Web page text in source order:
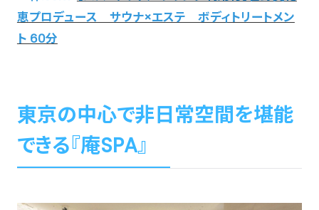
恵プロデュース サウナ×エステ ボディトリートメン
ト 60分
東京の中心で非日常空間を堪能
できる『庵SPA』